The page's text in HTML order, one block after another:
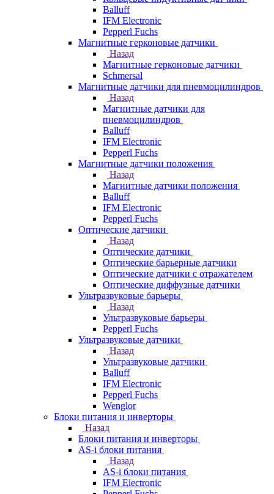
Balluff
IFM Electronic
Pepperl Fuchs
Магнитные герконовые датчики
Назад
Магнитные герконовые датчики
Schmersal
Магнитные датчики для пневмоцилиндров
Назад
Магнитные датчики для
пневмоцилиндров
Balluff
IFM Electronic
Pepperl Fuchs
Магнитные датчики положения
Назад
Магнитные датчики положения
Balluff
IFM Electronic
Pepperl Fuchs
Оптические датчики
Назад
Оптические датчики
Оптические барьерные датчики
Оптические датчики с отражателем
Оптические диффузные датчики
Ультразвуковые барьеры
Назад
Ультразвуковые барьеры
Pepperl Fuchs
Ультразвуковые датчики
Назад
Ультразвуковые датчики
Balluff
IFM Electronic
Pepperl Fuchs
Wenglor
Блоки питания и инверторы
Назад
Блоки питания и инверторы
AS-i блоки питания
Назад
AS-i блоки питания
IFM Electronic